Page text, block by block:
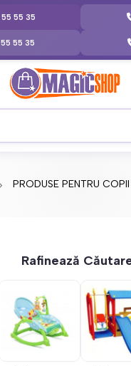
55 35
55 35
PRODUSE PENTRU COPII
Rafinează